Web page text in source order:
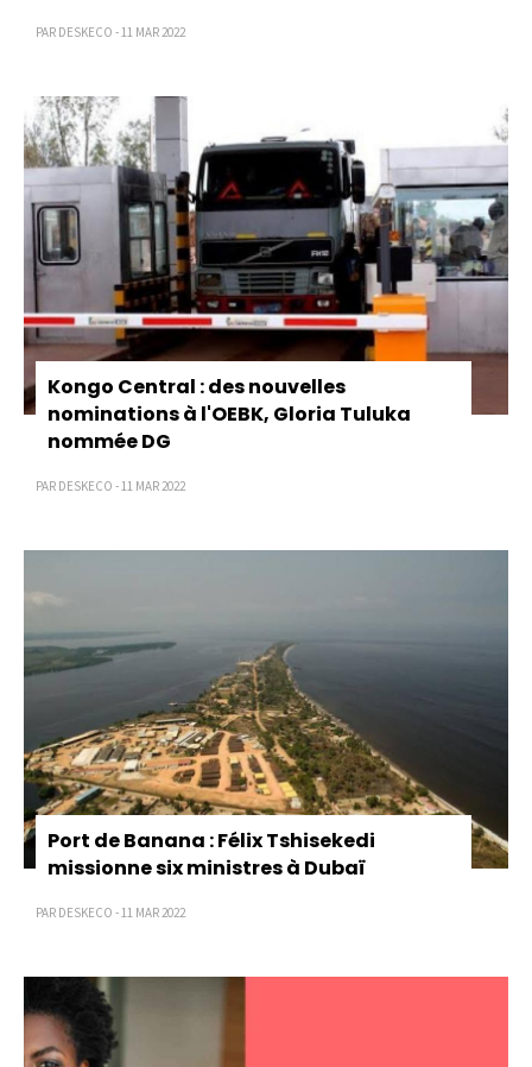
PAR DESKECO - 11 MAR 2022
Kongo Central : des nouvelles
nominations à l'OEBK, Gloria Tuluka
nommée DG
PAR DESKECO - 11 MAR 2022
Port de Banana : Félix Tshisekedi
missionne six ministres à Dubaï
PAR DESKECO - 11 MAR 2022